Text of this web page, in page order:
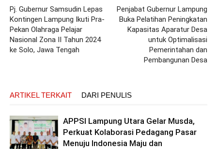
Pj. Gubernur Samsudin Lepas
Kontingen Lampung Ikuti Pra-
Pekan Olahraga Pelajar
Nasional Zona II Tahun 2024
ke Solo, Jawa Tengah
Penjabat Gubernur Lampung
Buka Pelatihan Peningkatan
Kapasitas Aparatur Desa
untuk Optimalisasi
Pemerintahan dan
Pembangunan Desa
ARTIKEL TERKAIT DARI PENULIS
APPSI Lampung Utara Gelar Musda,
Perkuat Kolaborasi Pedagang Pasar
Menuju Indonesia Maju dan